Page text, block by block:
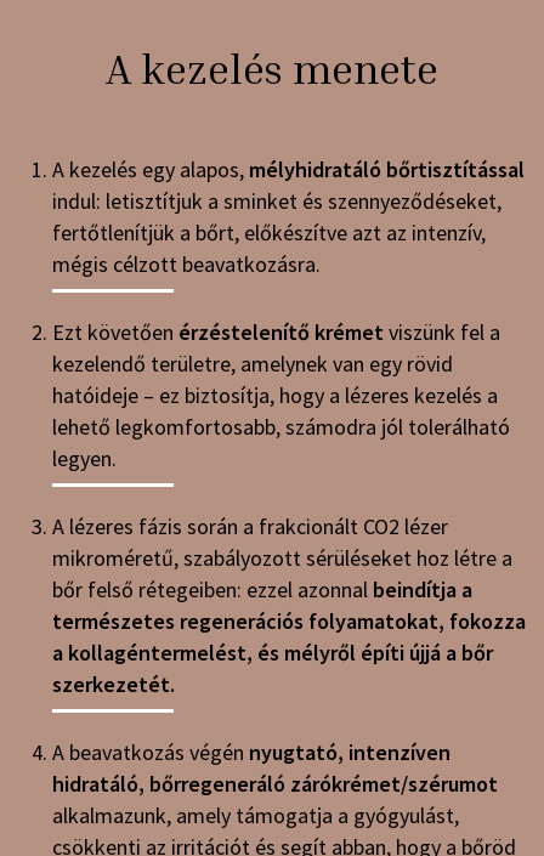
A kezelés menete
A kezelés egy alapos, mélyhidratáló bőrtisztítással
indul: letisztítjuk a sminket és szennyeződéseket,
fertőtlenítjük a bőrt, előkészítve azt az intenzív,
mégis célzott beavatkozásra.
Ezt követően érzéstelenítő krémetviszünk fel a
kezelendő területre, amelynek van egy rövid
hatóideje – ez biztosítja, hogy a lézeres kezelés a
lehető legkomfortosabb, számodra jól tolerálható
legyen.
A lézeres fázis során a frakcionált CO2 lézer
mikroméretű, szabályozott sérüléseket hoz létre a
bőr felső rétegeiben: ezzel azonnal beindítja a
természetes regenerációs folyamatokat, fokozza
a kollagéntermelést, és mélyről építi újjá a bőr
szerkezetét.
A beavatkozás végén nyugtató, intenzíven
hidratáló, bőrregeneráló zárókrémet/szérumot
alkalmazunk, amely támogatja a gyógyulást,
csökkenti az irritációt és segít abban, hogy a bőröd